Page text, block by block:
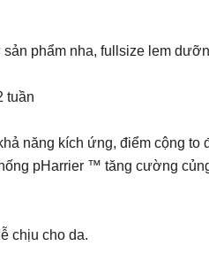
phẩm nha, fullsize lem
tuần
năng kích ứng, điểm cộng to
pHarrier ™ tăng cường
chịu cho da.